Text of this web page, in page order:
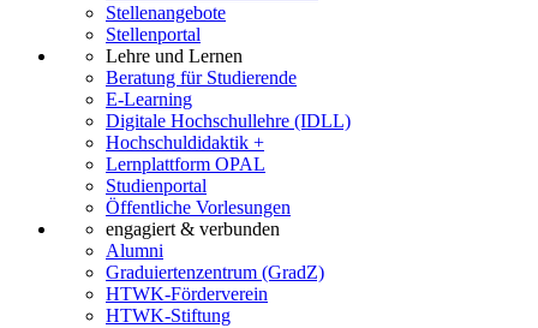
Stellenangebote
Stellenportal
Lehre und Lernen
Beratung für Studierende
E-Learning
Digitale Hochschullehre (IDLL)
Hochschuldidaktik +
Lernplattform OPAL
Studienportal
Öffentliche Vorlesungen
engagiert & verbunden
Alumni
Graduiertenzentrum (GradZ)
HTWK-Förderverein
HTWK-Stiftung